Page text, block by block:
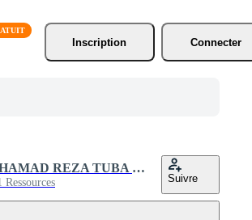
Inscription
Connecter
MUHAMAD REZA TUBA SALSABIL
Ressources Suivre